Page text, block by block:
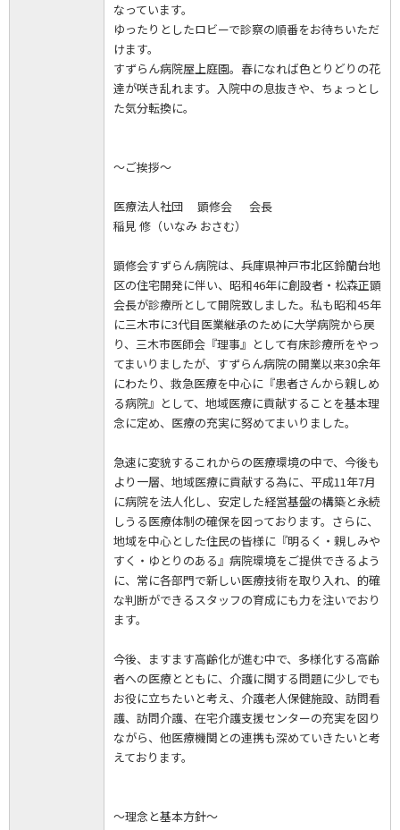
なっています。
ゆったりとしたロビーで診察の順番をお待ちいただ
けます。
すずらん病院屋上庭園。春になれば色とりどりの花
達が咲き乱れます。入院中の息抜きや、ちょっとし
た気分転換に。
～ご挨拶～
医療法人社団 顕修会 会長
稲見 修（いなみ おさむ）
顕修会すずらん病院は、兵庫県神戸市北区鈴蘭台地
区の住宅開発に伴い、昭和46年に創設者・松森正顕
会長が診療所として開院致しました。私も昭和45年
に三木市に3代目医業継承のために大学病院から戻
り、三木市医師会『理事』として有床診療所をやっ
てまいりましたが、すずらん病院の開業以来30余年
にわたり、救急医療を中心に『患者さんから親しめ
る病院』として、地域医療に貢献することを基本理
念に定め、医療の充実に努めてまいりました。
急速に変貌するこれからの医療環境の中で、今後も
より一層、地域医療に貢献する為に、平成11年7月
に病院を法人化し、安定した経営基盤の構築と永続
しうる医療体制の確保を図っております。さらに、
地域を中心とした住民の皆様に『明るく・親しみや
すく・ゆとりのある』病院環境をご提供できるよう
に、常に各部門で新しい医療技術を取り入れ、的確
な判断ができるスタッフの育成にも力を注いでおり
ます。
今後、ますます高齢化が進む中で、多様化する高齢
者への医療とともに、介護に関する問題に少しでも
お役に立ちたいと考え、介護老人保健施設、訪問看
護、訪問介護、在宅介護支援センターの充実を図り
ながら、他医療機関との連携も深めていきたいと考
えております。
～理念と基本方針～